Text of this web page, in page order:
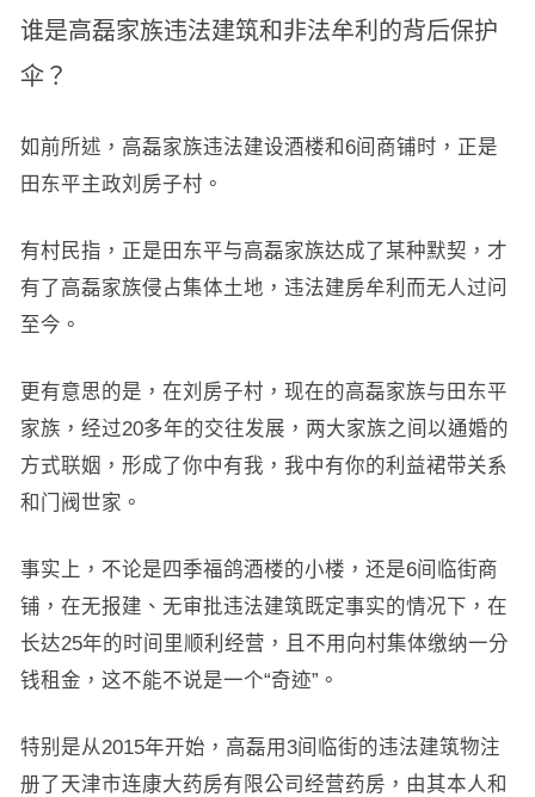
谁是高磊家族违法建筑和非法牟利的背后保护
伞？
如前所述，高磊家族违法建设酒楼和6间商铺时，正是
田东平主政刘房子村。
有村民指，正是田东平与高磊家族达成了某种默契，才
有了高磊家族侵占集体土地，违法建房牟利而无人过问
至今。
更有意思的是，在刘房子村，现在的高磊家族与田东平
家族，经过20多年的交往发展，两大家族之间以通婚的
方式联姻，形成了你中有我，我中有你的利益裙带关系
和门阀世家。
事实上，不论是四季福鸽酒楼的小楼，还是6间临街商
铺，在无报建、无审批违法建筑既定事实的情况下，在
长达25年的时间里顺利经营，且不用向村集体缴纳一分
钱租金，这不能不说是一个“奇迹”。
特别是从2015年开始，高磊用3间临街的违法建筑物注
册了天津市连康大药房有限公司经营药房，由其本人和